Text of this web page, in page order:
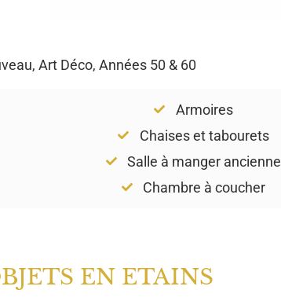
Art Déco, Années 50 & 60
Armoires
Chaises et tabourets
Salle à manger ancienne
Chambre à coucher
EN ETAINS